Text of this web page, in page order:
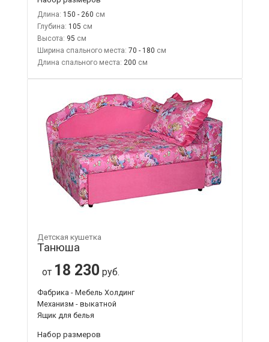
Длина: 150 - 260
Глубина: 105
Высота: 95
Ширина спального места: 70 - 180
Длина спального места: 200
Детская кушетка
Танюша
от 18 230 руб.
Фабрика - Мебель Холдинг
Механизм - выкатной
Ящик для белья
Набор размеров